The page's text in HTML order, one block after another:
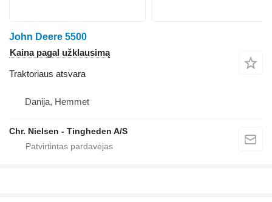
John Deere 5500
Kaina pagal užklausimą
Traktoriaus atsvara
Danija, Hemmet
Chr. Nielsen - Tingheden A/S